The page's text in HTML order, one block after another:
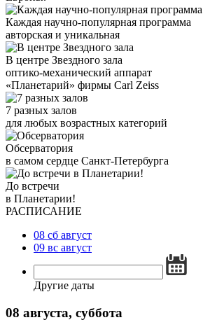
Каждая научно-популярная программа
авторская и уникальная
В центре Звездного зала
оптико-механический аппарат
«Планетарий» фирмы Carl Zeiss
7 разных залов
для любых возрастных категорий
Обсерватория
в самом сердце Санкт-Петербурга
До встречи
в Планетарии!
РАСПИСАНИЕ
08 сб август
09 вс август
Другие даты
08 августа, суббота